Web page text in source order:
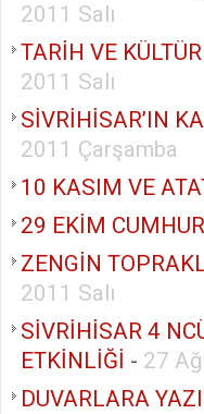
2011 Salı
TARİH VE
2011 Salı
SİVRİHİSAR’IN
2011 Çarşamba
10 KASIM VE
29 EKİM
ZENGİN
2011 Salı
SİVRİHİSAR 4
ETKİNLİĞİ - 27
DUVARLARA